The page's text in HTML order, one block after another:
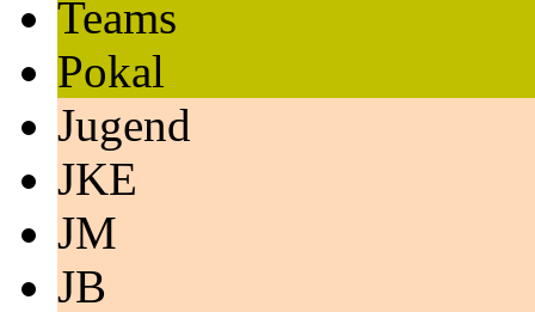
Teams
Pokal
Jugend
JKE
JM
JB